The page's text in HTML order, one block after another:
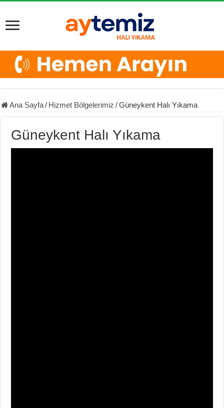
Ana Sayfa/ Hizmet Bölgelerimiz /Güneykent Halı Yıkama
Güneykent Halı Yıkama